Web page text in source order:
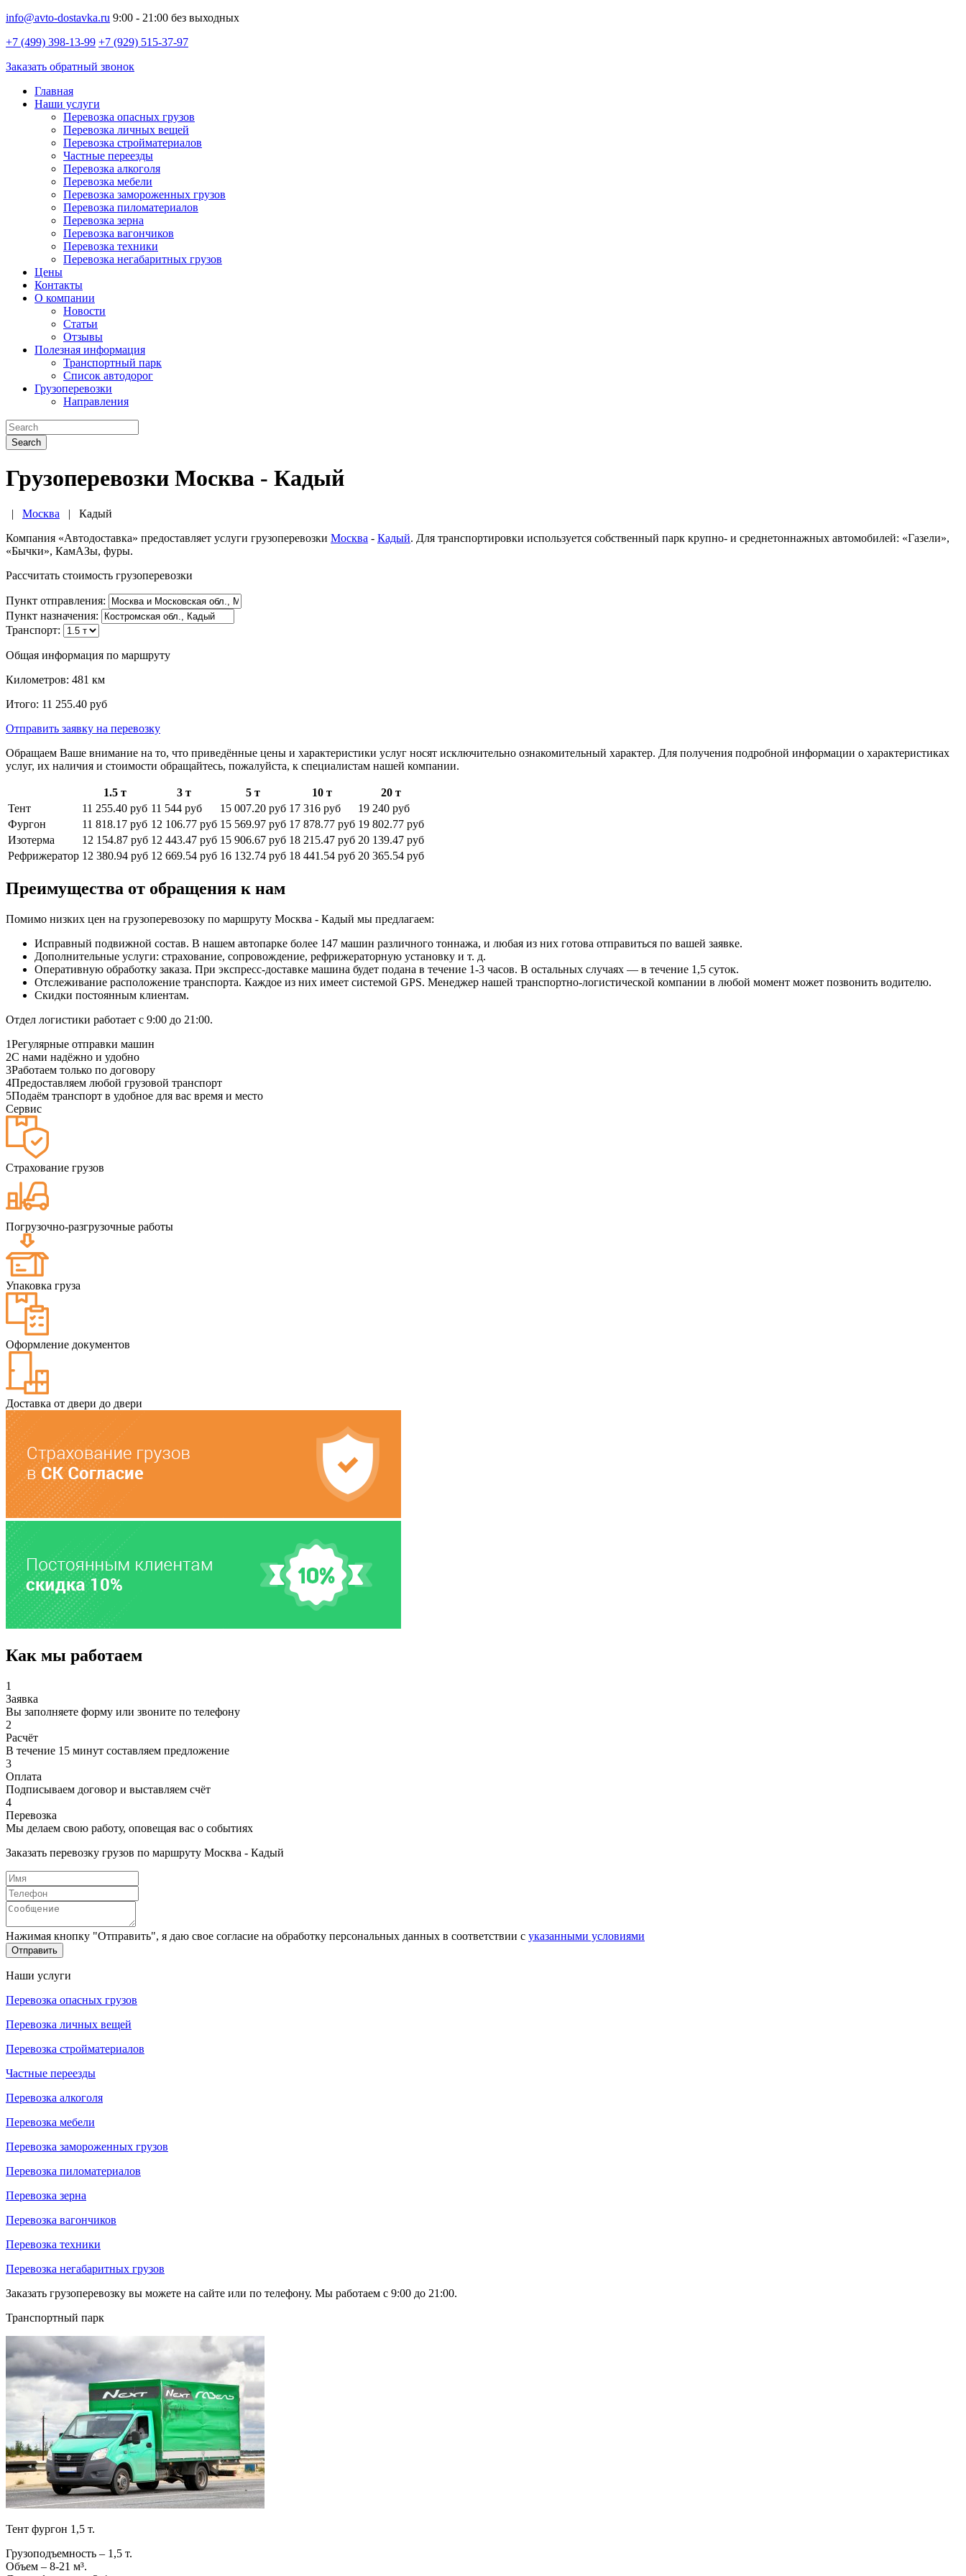
info@avto-dostavka.ru 9:00 - 21:00 без выходных
+7 (499) 398-13-99 +7 (929) 515-37-97
Заказать обратный звонок
Главная
Наши услуги
Перевозка опасных грузов
Перевозка личных вещей
Перевозка стройматериалов
Частные переезды
Перевозка алкоголя
Перевозка мебели
Перевозка замороженных грузов
Перевозка пиломатериалов
Перевозка зерна
Перевозка вагончиков
Перевозка техники
Перевозка негабаритных грузов
Цены
Контакты
О компании
Новости
Статьи
Отзывы
Полезная информация
Транспортный парк
Список автодорог
Грузоперевозки
Направления
Search
Грузоперевозки Москва - Кадый
| Москва | Кадый
Компания «Автодоставка» предоставляет услуги грузоперевозки Москва - Кадый. Для транспортировки используется собственный парк крупно- и среднетоннажных автомобилей: «Газели»,
«Бычки», КамАЗы, фуры.
Рассчитать стоимость грузоперевозки
Пункт отправления:
Пункт назначения:
Транспорт:
Общая информация по маршруту
Километров: 481 км
Итого: 11 255.40 руб
Отправить заявку на перевозку
Обращаем Ваше внимание на то, что приведённые цены и характеристики услуг носят исключительно ознакомительный характер. Для получения подробной информации о характеристиках
услуг, их наличия и стоимости обращайтесь, пожалуйста, к специалистам нашей компании.
1.5 т 3 т 5 т 10 т
20 т
Тент
11 255.40 руб 11 544 руб 15 007.20 руб 17 316 руб
19 240 руб
Фургон
11 818.17 руб 12 106.77 руб 15 569.97 руб 17 878.77 руб 19 802.77 руб
Изотерма
12 154.87 руб 12 443.47 руб 15 906.67 руб 18 215.47 руб 20 139.47 руб
Рефрижератор 12 380.94 руб 12 669.54 руб 16 132.74 руб 18 441.54 руб 20 365.54 руб
Преимущества от обращения к нам
Помимо низких цен на грузоперевозоку по маршруту Москва - Кадый мы предлагаем:
Исправный подвижной состав. В нашем автопарке более 147 машин различного тоннажа, и любая из них готова отправиться по вашей заявке.
Дополнительные услуги: страхование, сопровождение, рефрижераторную установку и т. д.
Оперативную обработку заказа. При экспресс-доставке машина будет подана в течение 1-3 часов. В остальных случаях — в течение 1,5 суток.
Отслеживание расположение транспорта. Каждое из них имеет системой GPS. Менеджер нашей транспортно-логистической компании в любой момент может позвонить водителю.
Скидки постоянным клиентам.
Отдел логистики работает с 9:00 до 21:00.
1Регулярные отправки машин
2С нами надёжно и удобно
3Работаем только по договору
4Предоставляем любой грузовой транспорт
5Подаём транспорт в удобное для вас время и место
Сервис
Страхование грузов
Погрузочно-разгрузочные работы
Упаковка груза
Оформление документов
Доставка от двери до двери
Как мы работаем
1
Заявка
Вы заполняете форму или звоните по телефону
2
Расчёт
В течение 15 минут составляем предложение
3
Оплата
Подписываем договор и выставляем счёт
4
Перевозка
Мы делаем свою работу, оповещая вас о событиях
Заказать перевозку грузов по маршруту Москва - Кадый
Нажимая кнопку "Отправить", я даю свое согласие на обработку персональных данных в соответствии с указанными условиями
Отправить
Наши услуги
Перевозка опасных грузов
Перевозка личных вещей
Перевозка стройматериалов
Частные переезды
Перевозка алкоголя
Перевозка мебели
Перевозка замороженных грузов
Перевозка пиломатериалов
Перевозка зерна
Перевозка вагончиков
Перевозка техники
Перевозка негабаритных грузов
Заказать грузоперевозку вы можете на сайте или по телефону. Мы работаем с 9:00 до 21:00.
Транспортный парк
Тент фургон 1,5 т.
Грузоподъемность – 1,5 т.
Объем – 8-21 м³.